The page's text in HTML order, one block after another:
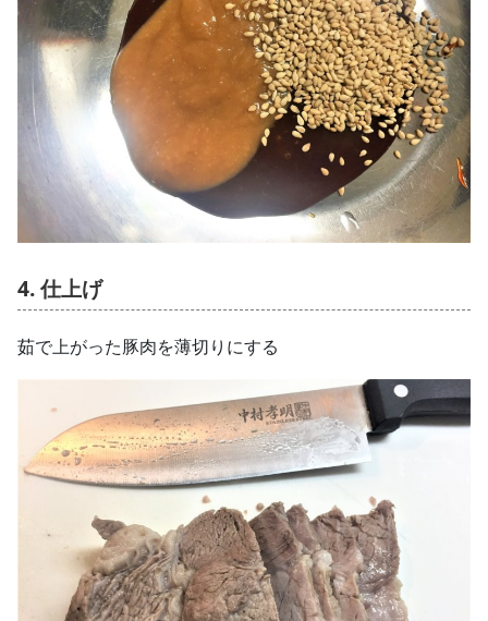
4. 仕上げ
茹で上がった豚肉を薄切りにする